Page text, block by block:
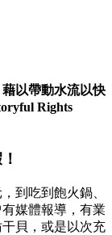
以帶動水流以快
Rights
到吃到飽火鍋、
媒體報導，有業
貝，或是以次充